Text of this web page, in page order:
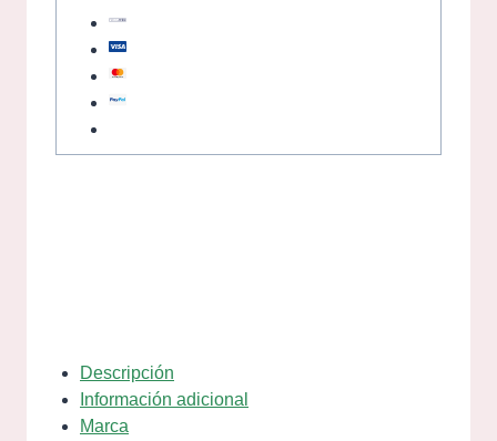
Descripción
Información adicional
Marca